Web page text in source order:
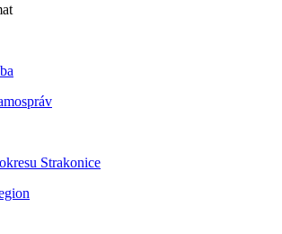
Strakonice